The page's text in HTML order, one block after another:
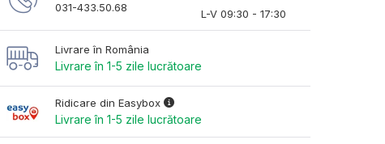
031-433.50.68
L-V 09:30 - 17:30
Livrare în România
Livrare în 1-5 zile lucrătoare
Ridicare din Easybox
Livrare în 1-5 zile lucrătoare